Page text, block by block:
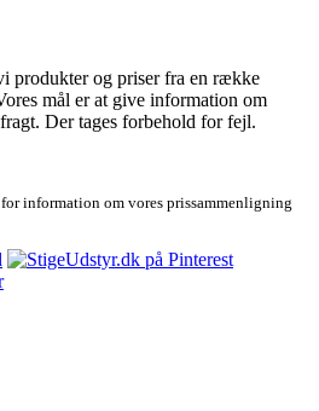
produkter og priser fra en række
mål er at give information om
Der tages forbehold for fejl.
information om vores prissammenligning